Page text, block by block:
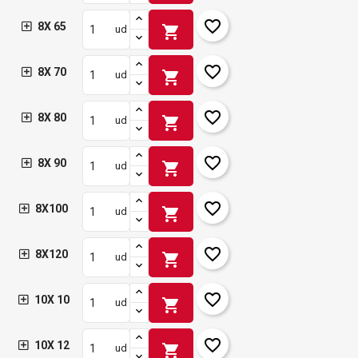
8X 65 ud shopping_cart favorite_border
8X 70 ud shopping_cart favorite_border
8X 80 ud shopping_cart favorite_border
8X 90 ud shopping_cart favorite_border
8X100 ud shopping_cart favorite_border
8X120 ud shopping_cart favorite_border
10X 10 ud shopping_cart favorite_border
10X 12 ud shopping_cart favorite_border